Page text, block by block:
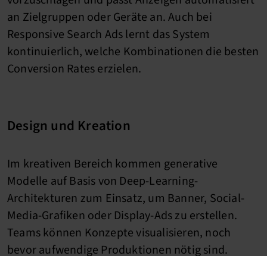
an Zielgruppen oder Geräte an. Auch bei
Responsive Search Ads lernt das System
kontinuierlich, welche Kombinationen die besten
Conversion Rates erzielen.
Design und Kreation
Im kreativen Bereich kommen generative
Modelle auf Basis von Deep-Learning-
Architekturen zum Einsatz, um Banner, Social-
Media-Grafiken oder Display-Ads zu erstellen.
Teams können Konzepte visualisieren, noch
bevor aufwendige Produktionen nötig sind.